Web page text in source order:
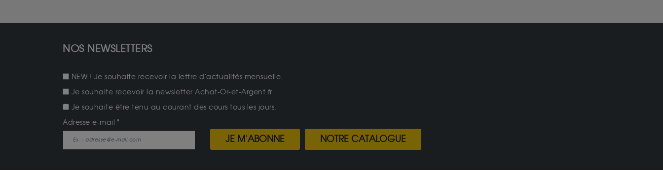
NOS NEWSLETTERS
NEW ! Je souhaite recevoir la lettre d'actualités mensuelle.
Je souhaite recevoir la newsletter Achat-Or-et-Argent.fr
Je souhaite être tenu au courant des cours tous les jours.
Adresse e-mail
JE M'ABONNE NOTRE CATALOGUE